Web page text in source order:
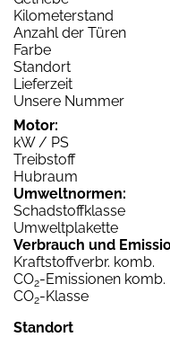
Kilometerstand
Anzahl der Türen
Farbe
Standort
Lieferzeit
Unsere Nummer
Motor:
kW / PS
Treibstoff
Hubraum
Umweltnormen:
Schadstoffklasse
Umweltplakette
Verbrauch und
Kraftstoffverbr. komb.
CO2-Emissionen komb.
CO2-Klasse
Standort